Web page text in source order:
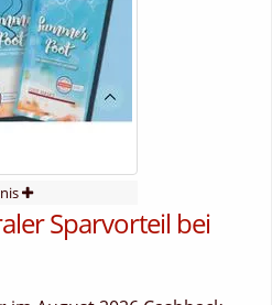
Sparvorteil bei